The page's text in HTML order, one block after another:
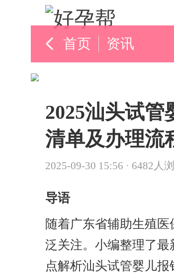
首页 资讯
2025汕头试
清单及办理流
2025-09-30 15:56 · 6482人
导语
随着广东省辅助生殖
泛关注。小编整理了
点解析汕头试管婴儿